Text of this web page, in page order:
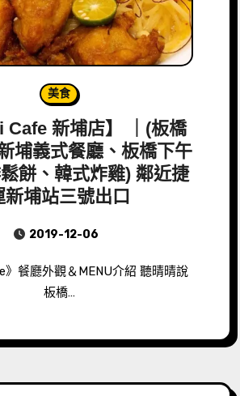
美食
Cafe 新埔店】 ｜(板橋
埔義式餐廳、板橋下午
餅、韓式炸雞) 鄰近捷
新埔站三號出口
2019-12-06
板橋…